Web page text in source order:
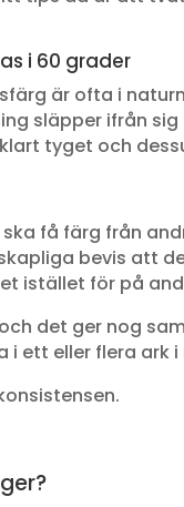
i 60 grader
är ofta i
släpper ifrån
tyget och
få färg från
bevis att
istället för på
det ger nog
ett eller flera ark